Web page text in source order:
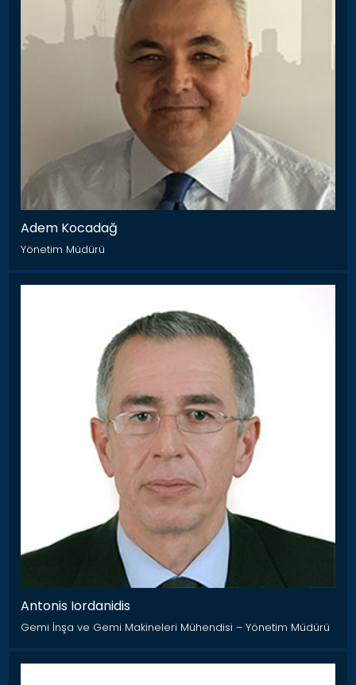
Adem Kocadağ
Yönetim Müdürü
Antonis Iordanidis
Gemi İnşa ve Gemi Makineleri Mühendisi – Yönetim Müdürü